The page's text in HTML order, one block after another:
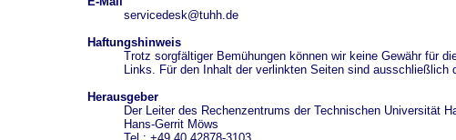
servicedesk@tuhh.de
Haftungshinweis
Trotz sorgfältiger Bemühungen können wir keine Gewähr für
Links. Für den Inhalt der verlinkten Seiten sind ausschließlich
Herausgeber
Der Leiter des Rechenzentrums der Technischen Universität
Hans-Gerrit Möws